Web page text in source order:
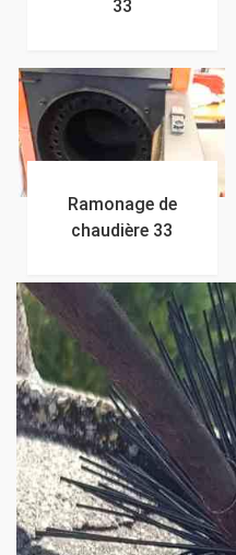
33
Ramonage de
chaudière 33